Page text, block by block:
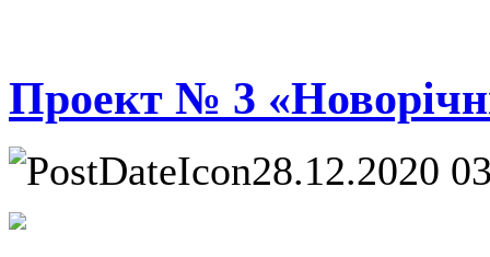
Проект № 3
28.12.2020